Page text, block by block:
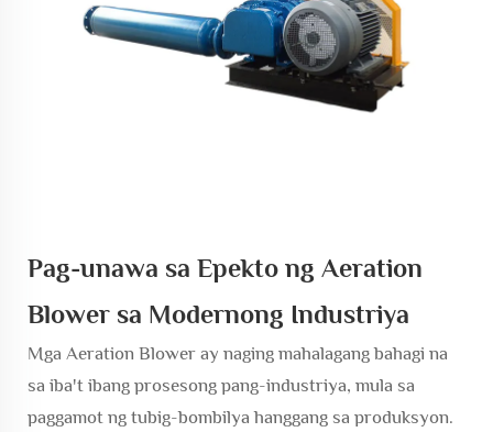
Pag-unawa sa Epekto ng Aeration
Blower sa Modernong Industriya
Mga Aeration Blower ay naging mahalagang bahagi na
sa iba't ibang prosesong pang-industriya, mula sa
paggamot ng tubig-bombilya hanggang sa produksyon.